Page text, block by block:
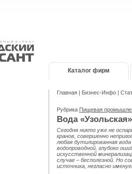
Каталог фирм
Главная | Бизнес-Инфо |
Рубрика Пищевая
Вода
Сегодня никто уже не
кранов, совершенно
любая бутилированная
водопроводной, глубоко
искусственной
случае – бесполезной. Но
источника, негласно